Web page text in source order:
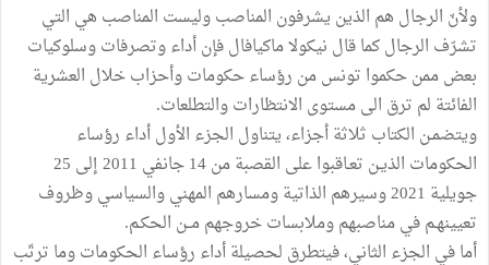
ولأنّ الرجال هم الذين يشرفون المناصب وليست المناصب هي التي
تشرّف الرجال كما قال نيكولا ماكيافال فإن أداء وتصرفات وسلوكيات
بعض ممن حكموا تونس من رؤساء حكومات وأحزاب خلال العشرية
الفائتة لم ترق الى مستوى الانتظارات والتطلعات.
ويتضمـن الكتاب ثلاثة أجزاء، يتناول الجزء الأول أداء رؤساء
الحكومات الذيـن تعـاقبوا على القصبة من 14 جانفي 2011 إلى 25
جويلية 2021 وسيرهم الذاتية ومسارهم المهني والسياسي وظروف
تعيينهـم في مناصبهم وملابسات خروجهم مــن الحكـم.
أما في الجزء الثاني، فيتطرق لحصيلة أداء رؤساء الحكومات وما ترتّب